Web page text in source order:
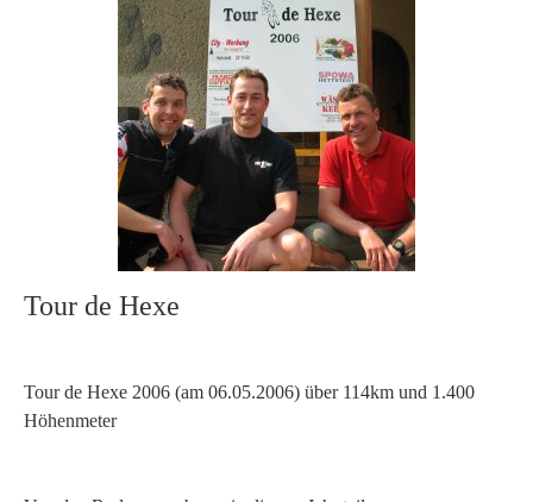
Tour de Hexe
Tour de Hexe 2006 (am 06.05.2006) über 114km und 1.400
Höhenmeter